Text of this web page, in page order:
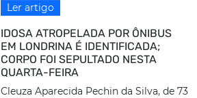
Ler artigo
IDOSA ATROPELADA POR ÔNIBUS
EM LONDRINA É IDENTIFICADA;
CORPO FOI SEPULTADO NESTA
QUARTA-FEIRA
Cleuza Aparecida Pechin da Silva, de 73